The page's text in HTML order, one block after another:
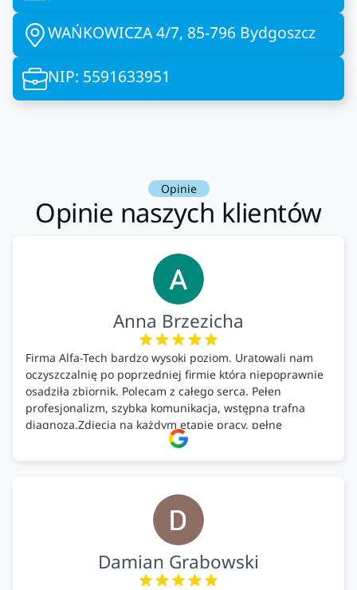
WAŃKOWICZA 4/7, 85-796 Bydgoszcz
NIP: 5591633951
Opinie
Opinie naszych klientów
Anna Brzezicha
Firma Alfa-Tech bardzo wysoki poziom. Uratowali nam
oczyszczalnię po poprzedniej firmie która niepoprawnie
osadziła zbiornik. Polecam z całego serca. Pełen
profesjonalizm, szybka komunikacja, wstępna trafna
diagnoza.Zdjęcia na każdym etapie pracy, pełne
doradztwo.Dobrze wyszkoleni i znający się na rzeczy.
Podsumowując ekipa na wysokim poziomie, rzetelna.
Damian Grabowski